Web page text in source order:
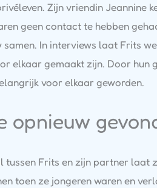
Zijn vriendin Jeannine
geen contact te hebben
samen. In interviews laat Frits
elkaar gemaakt zijn. Door hun
voor elkaar geworden.
opnieuw
tussen Frits en zijn partner laat
toen ze jongeren waren en